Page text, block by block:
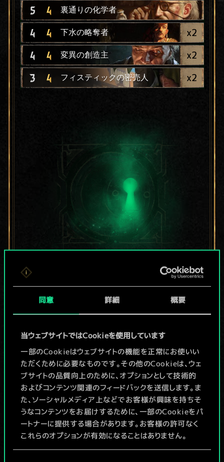
同意 詳細 概要
当ウェブサイトではCookieを使用しています
一部のCookieはウェブサイトの機能を正常にお使いい
ただくために必要なものです。その他のCookieは、ウェ
ブサイトの品質向上のために、オプションとして技術的
およびコンテンツ関連のフィードバックを送信します。ま
た、ソーシャルメディア上などでお客様が興味を持ちそ
うなコンテンツをお届けするために、一部のCookieをパ
ートナーに提供する場合があります。お客様の許可なく
これらのオプションが有効になることはありません。
5 4 裏通りの化学者
4 4 下水の略奪者 x2
4 4 変異の創造主 x2
3 4 フィスティックの密売人 x2
現在はまだこれし
か共有デッキがあ
りませんが、
続々追加中！
デッキ名入力＆ガイドを作成
デッキを編集
/